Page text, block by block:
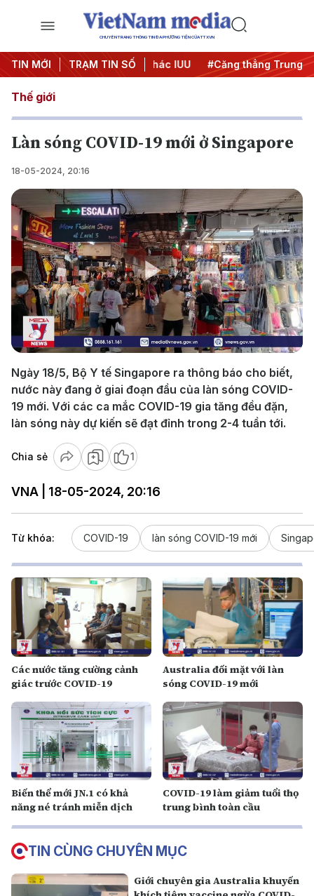
CHUYÊN TRANG THÔNG TIN ĐA PHƯƠNG TIỆN CỦA TTXVN
TIN MỚI TRẠM TIN SỐ
đêm #Chống khai thác IUU #Căng thẳng Trung Đông
Thế giới
Làn sóng COVID-19 mới ở Singapore
18-05-2024, 20:16
Play
Video
Ngày 18/5, Bộ Y tế Singapore ra thông báo cho biết,
nước này đang ở giai đoạn đầu của làn sóng COVID-
19 mới. Với các ca mắc COVID-19 gia tăng đều đặn,
làn sóng này dự kiến sẽ đạt đỉnh trong 2-4 tuần tới.
Chia sẻ 1
VNA | 18-05-2024, 20:16
Từ khóa: COVID-19 làn sóng COVID-19 mới
Các nước tăng cường cảnh
giác trước COVID-19
Australia đối mặt với làn
sóng COVID-19 mới
Biến thể mới JN.1 có khả
năng né tránh miễn dịch
COVID-19 làm giảm tuổi thọ
trung bình toàn cầu
TIN CÙNG CHUYÊN MỤC
Giới chuyên gia Australia khuyến